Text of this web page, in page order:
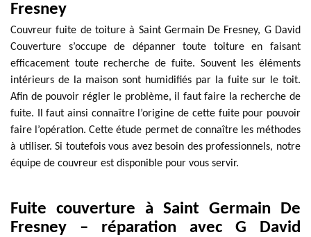
Fresney
Couvreur fuite de toiture à Saint Germain De Fresney, G David
Couverture s’occupe de dépanner toute toiture en faisant
efficacement toute recherche de fuite. Souvent les éléments
intérieurs de la maison sont humidifiés par la fuite sur le toit.
Afin de pouvoir régler le problème, il faut faire la recherche de
fuite. Il faut ainsi connaître l’origine de cette fuite pour pouvoir
faire l’opération. Cette étude permet de connaître les méthodes
à utiliser. Si toutefois vous avez besoin des professionnels, notre
équipe de couvreur est disponible pour vous servir.
Fuite couverture à Saint Germain De
Fresney – réparation avec G David